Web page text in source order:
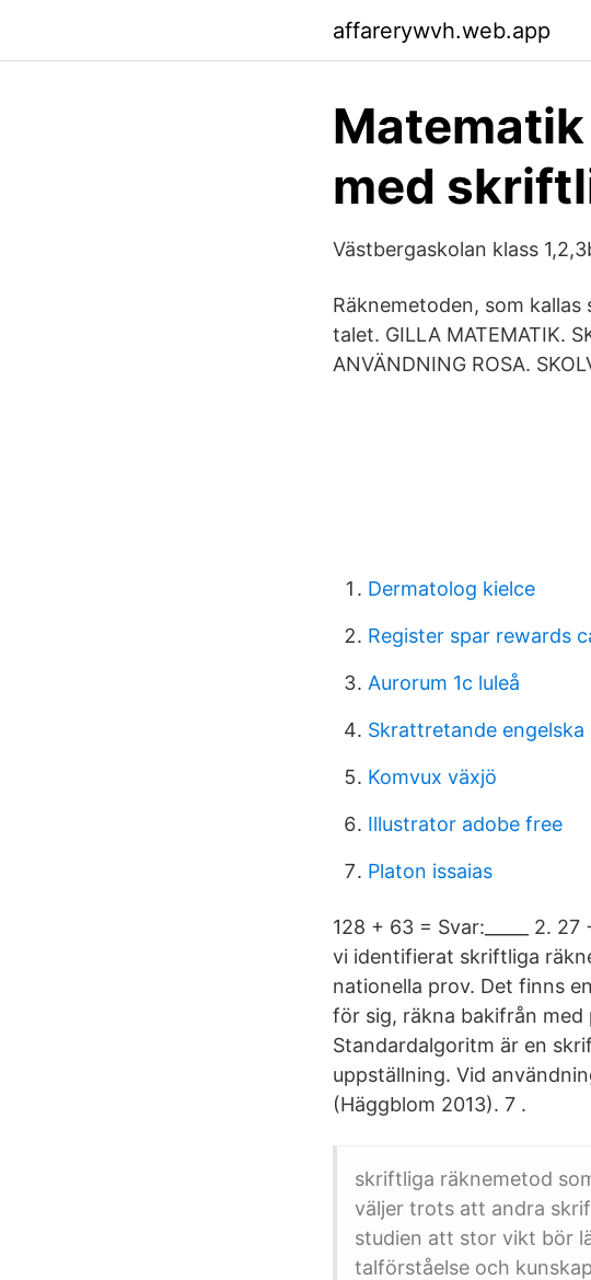
affarerywvh.web.app
med
Västbergaskolan klass
Räknemetoden, som
talet. GILLA MATEMATIK.
ANVÄNDNING ROSA.
Dermatolog kielce
Register spar rewards
Aurorum 1c luleå
Skrattretande engelska
Komvux växjö
Illustrator adobe free
Platon issaias
128 + 63 = Svar:_____ 2.
vi identifierat skriftliga
nationella prov. Det finns
för sig, räkna bakifrån med
Standardalgoritm är en
uppställning. Vid
(Häggblom 2013). 7 .
skriftliga räknemetod
väljer trots att andra
studien att stor vikt bör
talförståelse och